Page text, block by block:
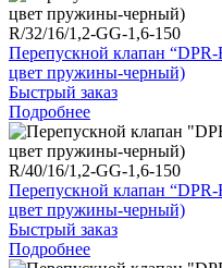
R/32/16/1,2-GG-1,6-150
Перепускной клапан
цвет пружины-черный)
Быстрый заказ
Подробнее
R/40/16/1,2-GG-1,6-150
Перепускной клапан
цвет пружины-черный)
Быстрый заказ
Подробнее